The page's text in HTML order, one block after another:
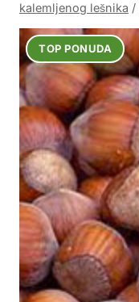
kalemljenog lešnika /
TOP PONUDA